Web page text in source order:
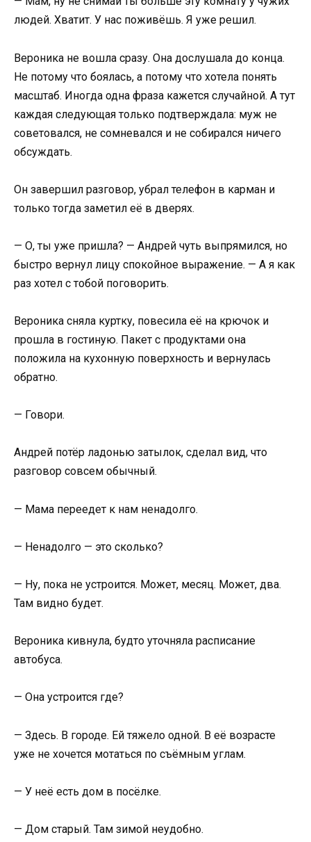
людей. Хватит. У нас поживёшь. Я уже решил.
Вероника не вошла сразу. Она дослушала до конца.
Не потому что боялась, а потому что хотела понять
масштаб. Иногда одна фраза кажется случайной. А тут
каждая следующая только подтверждала: муж не
советовался, не сомневался и не собирался ничего
обсуждать.
Он завершил разговор, убрал телефон в карман и
только тогда заметил её в дверях.
— О, ты уже пришла? — Андрей чуть выпрямился, но
быстро вернул лицу спокойное выражение. — А я как
раз хотел с тобой поговорить.
Вероника сняла куртку, повесила её на крючок и
прошла в гостиную. Пакет с продуктами она
положила на кухонную поверхность и вернулась
обратно.
— Говори.
Андрей потёр ладонью затылок, сделал вид, что
разговор совсем обычный.
— Мама переедет к нам ненадолго.
— Ненадолго — это сколько?
— Ну, пока не устроится. Может, месяц. Может, два.
Там видно будет.
Вероника кивнула, будто уточняла расписание
автобуса.
— Она устроится где?
— Здесь. В городе. Ей тяжело одной. В её возрасте
уже не хочется мотаться по съёмным углам.
— У неё есть дом в посёлке.
— Дом старый. Там зимой неудобно.